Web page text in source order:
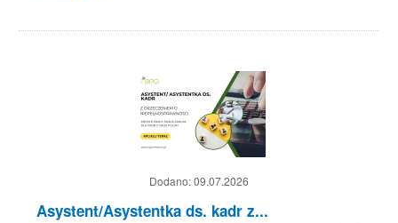
Dodano:09.07.2026
Asystent/Asystentka ds. kadr z...